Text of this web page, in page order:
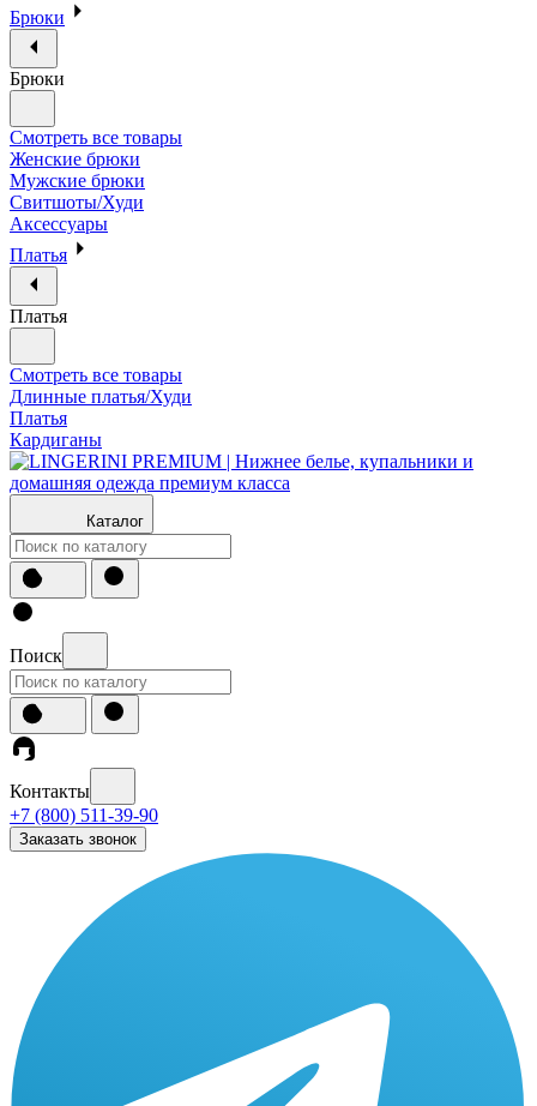
Брюки
Брюки
Смотреть все товары
Женские брюки
Мужские брюки
Свитшоты/Худи
Аксессуары
Платья
Платья
Смотреть все товары
Длинные платья/Худи
Платья
Кардиганы
Каталог
Поиск
Контакты
+7 (800) 511-39-90
Заказать звонок